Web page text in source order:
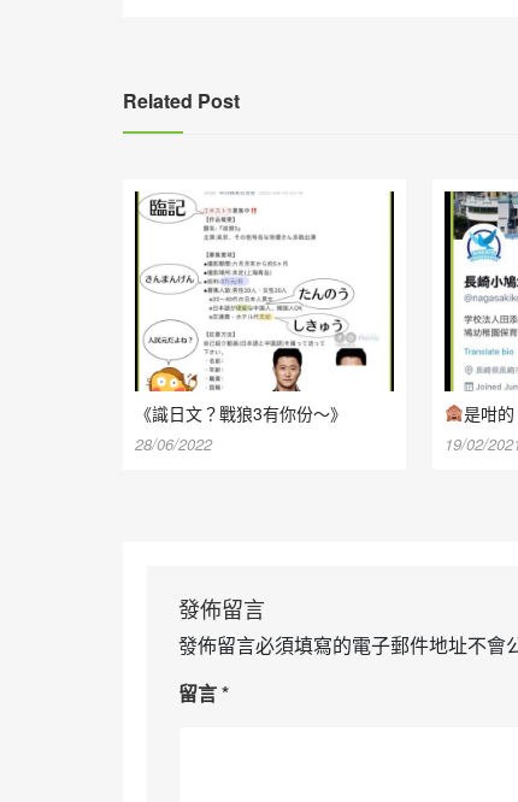
Related Post
《識日文？戰狼3有你份～》
28/06/2022
是咁的
19/02/
發佈留言
發佈留言必須填寫的電子郵件地址不會
留言*